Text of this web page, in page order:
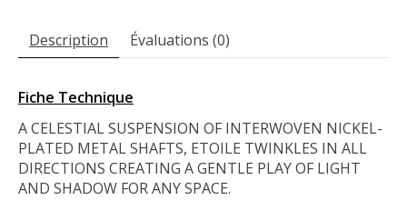
Description Évaluations (0)
Fiche Technique
A CELESTIAL SUSPENSION OF INTERWOVEN NICKEL-
PLATED METAL SHAFTS, ETOILE TWINKLES IN ALL
DIRECTIONS CREATING A GENTLE PLAY OF LIGHT
AND SHADOW FOR ANY SPACE.